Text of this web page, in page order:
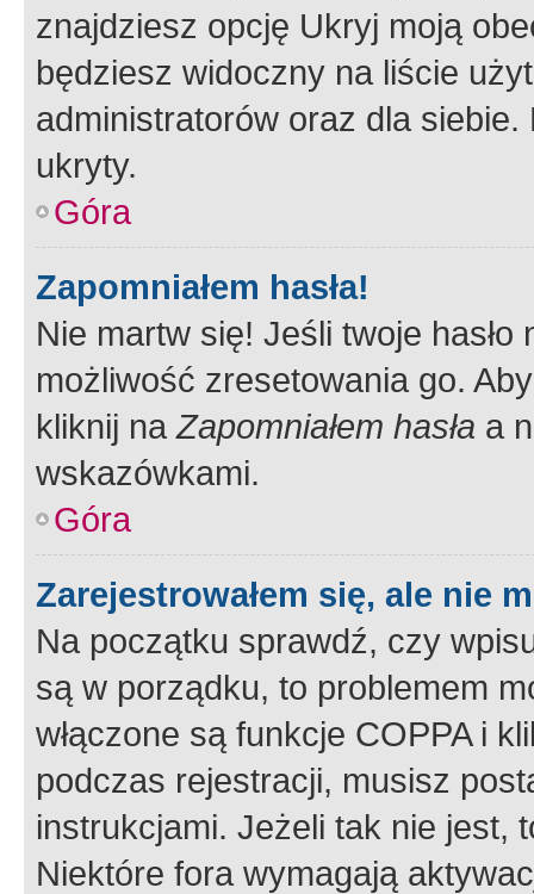
znajdziesz opcję Ukryj moją
będziesz widoczny na liście
administratorów oraz dla
ukryty.
Góra
Zapomniałem hasła!
Nie martw się! Jeśli twoje
możliwość zresetowania go.
kliknij naZapomniałem hasła a
wskazówkami.
Góra
Zarejestrowałem się, ale nie
Na początku sprawdź, czy
są w porządku, to problemem
włączone są funkcje COPPA i
podczas rejestracji, musisz
instrukcjami. Jeżeli tak nie jest,
Niektóre fora wymagają